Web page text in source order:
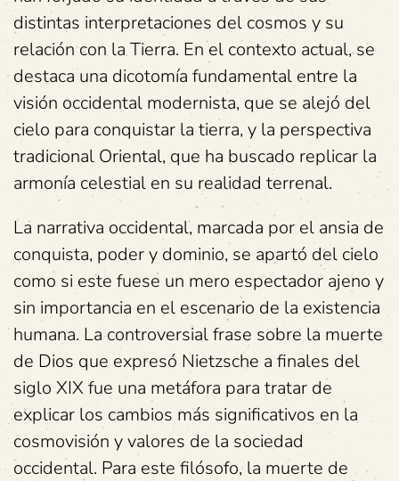
distintas interpretaciones del cosmos y su
relación con la Tierra. En el contexto actual, se
destaca una dicotomía fundamental entre la
visión occidental modernista, que se alejó del
cielo para conquistar la tierra, y la perspectiva
tradicional Oriental, que ha buscado replicar la
armonía celestial en su realidad terrenal.
La narrativa occidental, marcada por el ansia de
conquista, poder y dominio, se apartó del cielo
como si este fuese un mero espectador ajeno y
sin importancia en el escenario de la existencia
humana. La controversial frase sobre la muerte
de Dios que expresó Nietzsche a finales del
siglo XIX fue una metáfora para tratar de
explicar los cambios más significativos en la
cosmovisión y valores de la sociedad
occidental. Para este filósofo, la muerte de